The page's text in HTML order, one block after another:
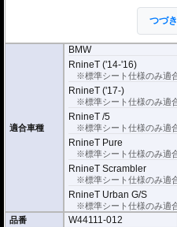
ルライトを移設するアダプターが含ま
※純正ウインカー用ステー付属
※LEDナンバープレートライト付属
※標準シートのみ取り付け可能。純正
※取付保証はノーマル車両に対しての
などで加工の必要可否などはお答えす
にご判断下さい。
※車検適合
ナンバープレートの取付角度の調節が
なることはありません。
国土交通省自動車局自動車情報課 及び
オプションにウインカーブラケットを
汎用リアウインカー（取り付けボルト
車検対応 世界最小ウインカーである
mbus S、micro S等の設置がスマート
つづ
適合車種
BMW
RnineT ('14-'16)
※標準シート仕様のみ適
RnineT ('17-)
※標準シート仕様のみ適
RnineT /5
※標準シート仕様のみ適
RnineT Pure
※標準シート仕様のみ適
RnineT Scrambler
※標準シート仕様のみ適
RnineT Urban G/S
※標準シート仕様のみ適
品番
W44111-012